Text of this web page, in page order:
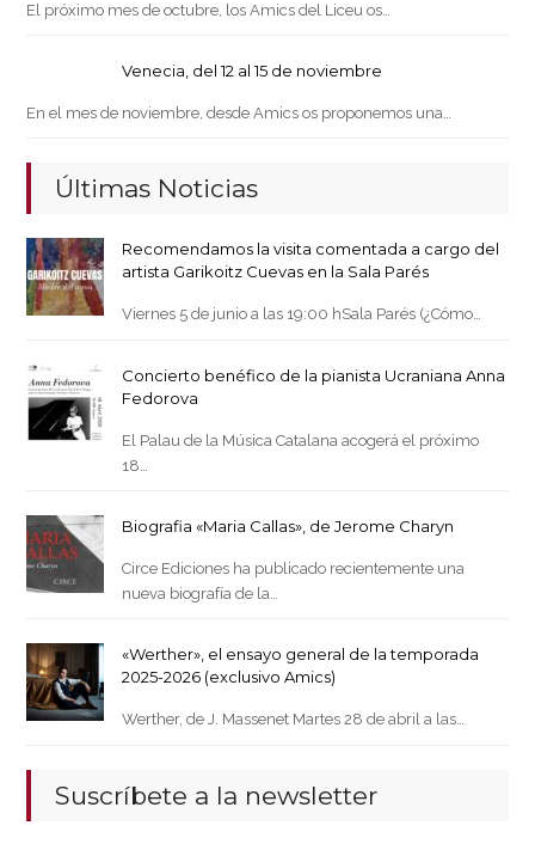
El próximo mes de octubre, los Amics del Liceu os…
Venecia, del 12 al 15 de noviembre
En el mes de noviembre, desde Amics os proponemos una…
Últimas Noticias
Recomendamos la visita comentada a cargo del
artista Garikoitz Cuevas en la Sala Parés
Viernes 5 de junio a las 19:00 hSala Parés (¿Cómo…
Concierto benéfico de la pianista Ucraniana Anna
Fedorova
El Palau de la Música Catalana acogerá el próximo
18…
Biografia «Maria Callas», de Jerome Charyn
Circe Ediciones ha publicado recientemente una
nueva biografía de la…
«Werther», el ensayo general de la temporada
2025-2026 (exclusivo Amics)
Werther, de J. Massenet Martes 28 de abril a las…
Suscríbete a la newsletter